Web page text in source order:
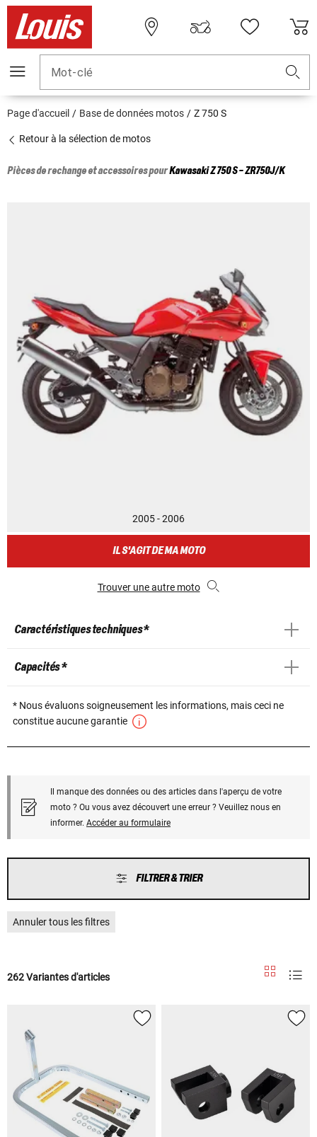
Mot-clé
Page d'accueil Base de données motos Z 750 S
Retour à la sélection de motos
Pièces de rechange et accessoires pourKawasakiZ 750 S - ZR750J/K
2005 - 2006
IL S'AGIT DE MA MOTO
Trouver une autre moto
Caractéristiques techniques *
Capacités *
* Nous évaluons soigneusement les informations, mais ceci ne
constitue aucune garantie
Il manque des données ou des articles dans l'aperçu de votre
moto ? Ou vous avez découvert une erreur ? Veuillez nous en
informer. Accéder au formulaire
FILTRER & TRIER
Annuler tous les filtres
262 Variantes d'articles